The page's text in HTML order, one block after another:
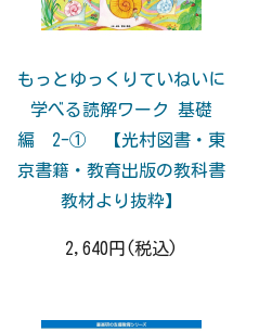
もっとゆっくりていねいに
学べる読解ワーク 基礎
編 2-① 【光村図書・東
京書籍・教育出版の教科書
教材より抜粋】
2,640円(税込)